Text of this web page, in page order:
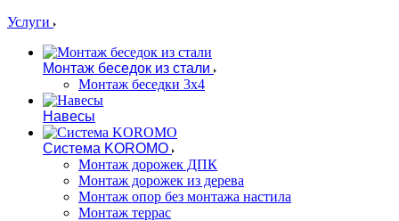
Услуги
Монтаж беседок из стали
Монтаж беседки 3х4
Навесы
Система KOROMO
Монтаж дорожек ДПК
Монтаж дорожек из дерева
Монтаж опор без монтажа настила
Монтаж террас